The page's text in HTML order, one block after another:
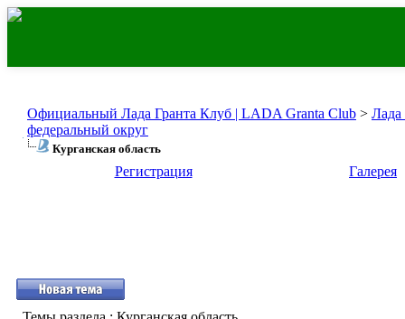
Официальный Лада Гранта Клуб | LADA Granta Club > Лада
федеральный округ
Курганская область
Регистрация Галерея